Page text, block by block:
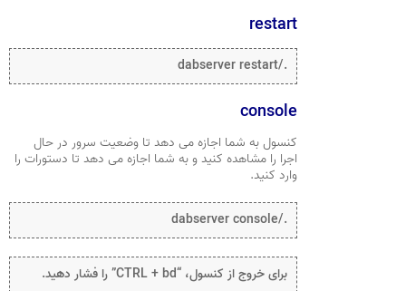
restart
./dabserver restart
console
کنسول به شما اجازه می دهد تا وضعیت سرور در حال
اجرا را مشاهده کنید و به شما اجازه می دهد تا دستورات را
وارد کنید.
./dabserver console
برای خروج از کنسول، “CTRL + bd” را فشار دهید.